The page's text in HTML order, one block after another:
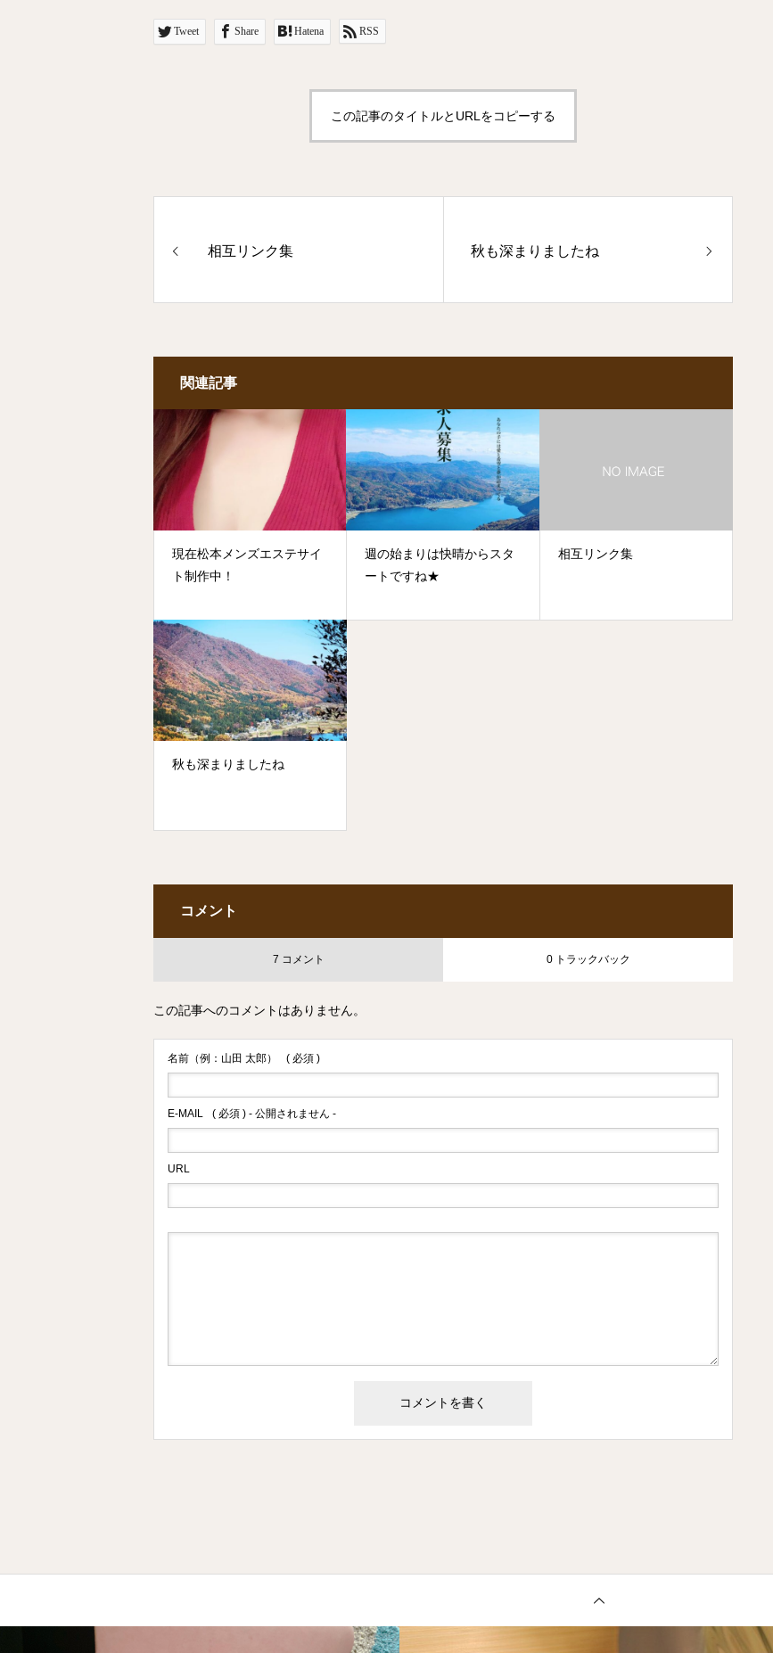
Tweet Share Hatena RSS
この記事のタイトルとURLをコピーする
相互リンク集 秋も深まりましたね
関連記事
現在松本メンズエステサイ
ト制作中！
週の始まりは快晴からスタ
ートですね★
相互リンク集
秋も深まりましたね
コメント
7 コメント 0 トラックバック
この記事へのコメントはありません。
名前（例：山田 太郎） ( 必須 )
E-MAIL ( 必須 ) - 公開されません -
URL